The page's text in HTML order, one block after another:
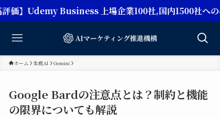
Business 上場企業100社,国内1500社への導入実績
ホーム 生成AI Gemini
Google Bardの注意点とは？制約と機能
の限界についても解説